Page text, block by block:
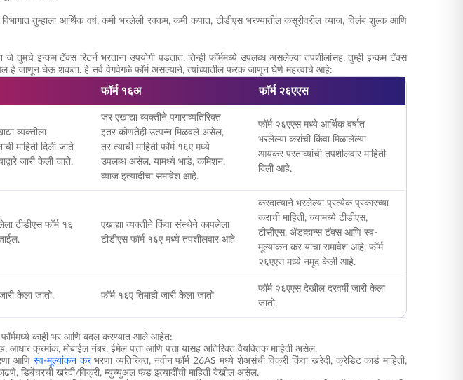
तुम्हाला आर्थिक वर्ष, कमी भरलेली रक्कम, कमी कपात, टीडीएस भरण्यातील कसूरीवरील व्याज, विलंब शुल्क आणि
तुमचे इन्कम टॅक्स रिटर्न भरताना उपयोगी पडतात. तिन्ही फॉर्ममध्ये उपलब्ध असलेल्या तपशीलांसह, तुम्ही इन्कम टॅक्स
हे जाणून घेऊ शकता. हे सर्व वेगवेगळे फॉर्म असल्याने, त्यांच्यातील फरक जाणून घेणे महत्त्वाचे आहे:
फॉर्म १६अ फॉर्म २६एएस
व्यक्तीला
माहिती दिली जाते
जारी केली जाते.
जर एखाद्या व्यक्तीने पगाराव्यतिरिक्त
इतर कोणतेही उत्पन्न मिळवले असेल,
तर त्याची माहिती फॉर्म १६ए मध्ये
उपलब्ध असेल. यामध्ये भाडे, कमिशन,
व्याज इत्यादींचा समावेश आहे.
फॉर्म २६एएस मध्ये आर्थिक वर्षात
भरलेल्या करांची किंवा मिळालेल्या
आयकर परताव्यांची तपशीलवार माहिती
दिली आहे.
टीडीएस फॉर्म १६
एखाद्या व्यक्तीने किंवा संस्थेने कापलेला
टीडीएस फॉर्म १६ए मध्ये तपशीलवार आहे
करदात्याने भरलेल्या प्रत्येक प्रकारच्या
कराची माहिती, ज्यामध्ये टीडीएस,
टीसीएस, ॲडव्हान्स टॅक्स आणि स्व-
मूल्यांकन कर यांचा समावेश आहे, फॉर्म
२६एएस मध्ये नमूद केली आहे.
केला जातो. फॉर्म १६ए तिमाही जारी केला जातो
फॉर्म २६एएस देखील दरवर्षी जारी केला
जातो.
काही भर आणि बदल करण्यात आले आहेत:
आधार क्रमांक, मोबाईल नंबर, ईमेल पत्ता आणि पत्ता यासह अतिरिक्त वैयक्तिक माहिती असेल.
आणि स्व-मूल्यांकन करभरणा व्यतिरिक्त, नवीन फॉर्म 26AS मध्ये शेअर्सची विक्री किंवा खरेदी, क्रेडिट कार्ड माहिती,
डिबेंचरची खरेदी/विक्री, म्युच्युअल फंड इत्यादींची माहिती देखील असेल.